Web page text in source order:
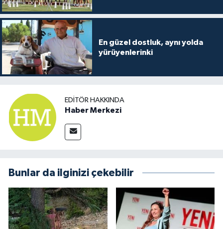
En güzel dostluk, aynı yolda
yürüyenlerinki
EDITÖR HAKKINDA
Haber Merkezi
Bunlar da ilginizi çekebilir